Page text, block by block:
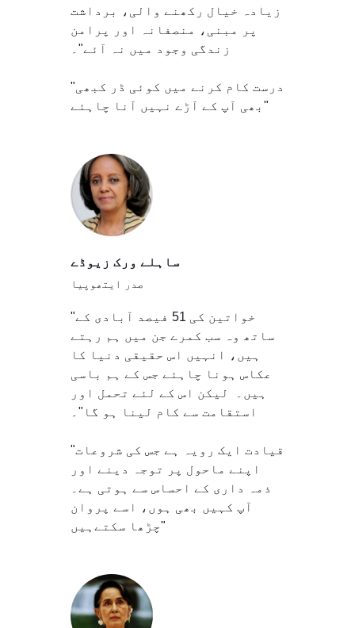
زیادہ خیال رکھنے والی، برداشت
پر مبنی، منصفانہ اور پرامن
زندگی وجود میں نہ آئے"۔
"درست کام کرنے میں کوئی ڈر کبھی
بھی آپ کے آڑے نہیں آنا چاہئے"
ساہلے ورک زیوڈے
صدر ایتھوپیا
"خواتین کی 51 فیصد آبادی کے
ساتھ وہ سب کمرے جن میں ہم رہتے
ہیں، انہیں اس حقیقی دنیا کا
عکاس ہونا چاہئے جس کے ہم باسی
ہیں۔ لیکن اس کے لئے تحمل اور
استقامت سے کام لینا ہو گا"۔
"قیادت ایک رویہ ہے جس کی شروعات
اپنے ماحول پر توجہ دینے اور
ذمہ داری کے احساس سے ہوتی ہے۔
آپ کہیں بھی ہوں، اسے پروان
چڑھا سکتےہیں"